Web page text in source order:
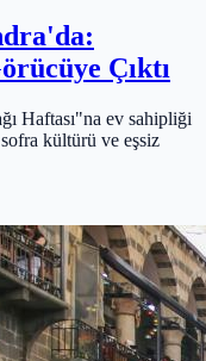
Çıktı
Haftası"na ev sahipliği
kültürü ve eşsiz